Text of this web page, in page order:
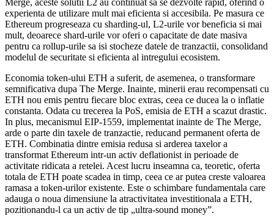
experienta de utilizare mult mai eficienta si accesibila. Pe masura ce
Ethereum progreseaza cu sharding-ul, L2-urile vor beneficia si mai
mult, deoarece shard-urile vor oferi o capacitate de date masiva
pentru ca rollup-urile sa isi stocheze datele de tranzactii, consolidand
modelul de securitate si eficienta al intregului ecosistem.
Economia token-ului ETH a suferit, de asemenea, o transformare
semnificativa dupa The Merge. Inainte, minerii erau recompensati cu
ETH nou emis pentru fiecare bloc extras, ceea ce ducea la o inflatie
constanta. Odata cu trecerea la PoS, emisia de ETH a scazut drastic.
In plus, mecanismul EIP-1559, implementat inainte de The Merge,
arde o parte din taxele de tranzactie, reducand permanent oferta de
ETH. Combinatia dintre emisia redusa si arderea taxelor a
transformat Ethereum intr-un activ deflationist in perioade de
activitate ridicata a retelei. Acest lucru inseamna ca, teoretic, oferta
totala de ETH poate scadea in timp, ceea ce ar putea creste valoarea
ramasa a token-urilor existente. Este o schimbare fundamentala care
adauga o noua dimensiune la atractivitatea investitionala a ETH,
pozitionandu-l ca un activ de tip „ultra-sound money”.